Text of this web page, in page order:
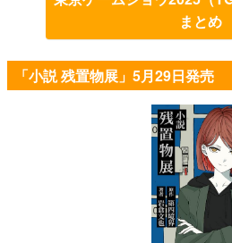
まとめ
「小説 残置物展」5月29日発売